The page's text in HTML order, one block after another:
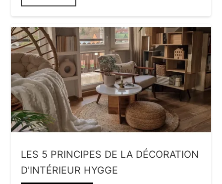
LES 5 PRINCIPES DE LA DÉCORATION
D'INTÉRIEUR HYGGE